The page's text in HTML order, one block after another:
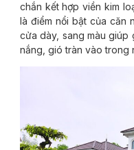
chắn kết hợp viền kim
là điểm nổi bật của căn
cửa dày, sang màu giúp
nắng, gió tràn vào trong